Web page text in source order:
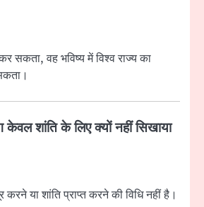
सकता, वह भविष्य में विश्व राज्य का
शांति के लिए क्यों नहीं सिखाया
या शांति प्राप्त करने की विधि नहीं है।